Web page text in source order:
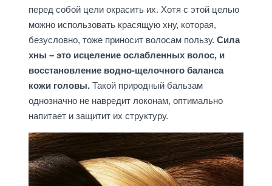
перед собой цели окрасить их. Хотя с этой целью
можно использовать красящую хну, которая,
безусловно, тоже приносит волосам пользу. Сила
хны – это исцеление ослабленных волос, и
восстановление водно-щелочного баланса
кожи головы.Такой природный бальзам
однозначно не навредит локонам, оптимально
напитает и защитит их структуру.